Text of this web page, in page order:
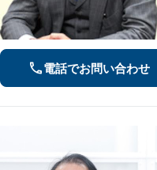
電話でお問い合わせ